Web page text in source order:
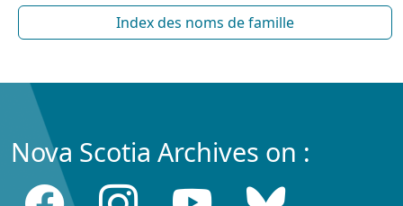
Index des noms de famille
Nova Scotia Archives on :